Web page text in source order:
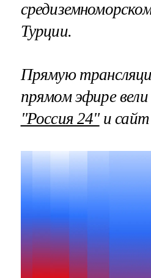
Турции.
Прямую
прямом эфире
"Россия 24"и сайт